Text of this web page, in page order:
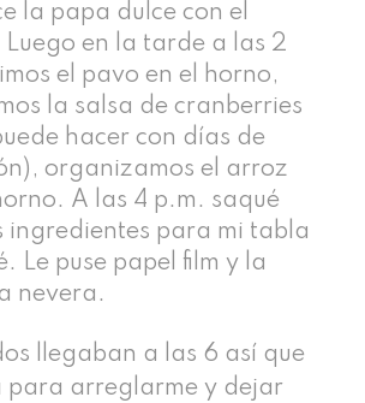
la papa dulce con el
Luego en la tarde a las 2
el pavo en el horno,
la salsa de cranberries
hacer con días de
organizamos el arroz
A las 4 p.m. saqué
ingredientes para mi tabla
Le puse papel film y la
nevera.
llegaban a las 6 así que
para arreglarme y dejar